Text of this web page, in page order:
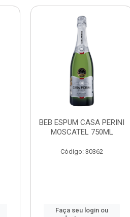
BEB ESPUM CASA PERINI
MOSCATEL 750ML
Código: 30362
Faça seu login ou